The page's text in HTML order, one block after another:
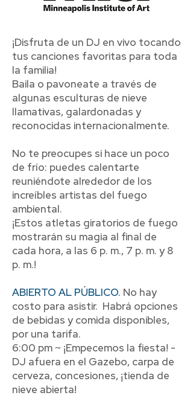
¡Disfruta de un DJ en vivo tocando
tus canciones favoritas para toda
la familia!
Baila o pavoneate a través de
algunas esculturas de nieve
llamativas, galardonadas y
reconocidas internacionalmente.
No te preocupes si hace un poco
de frío: puedes calentarte
reuniéndote alrededor de los
increíbles artistas del fuego
ambiental.
¡Estos atletas giratorios de fuego
mostrarán su magia al final de
cada hora, a las 6 p. m., 7 p. m. y 8
p. m.!
ABIERTO AL PÚBLICO. No hay
costo para asistir. Habrá opciones
de bebidas y comida disponibles,
por una tarifa.
6:00 pm ~ ¡Empecemos la fiesta! -
DJ afuera en el Gazebo, carpa de
cerveza, concesiones, ¡tienda de
nieve abierta!